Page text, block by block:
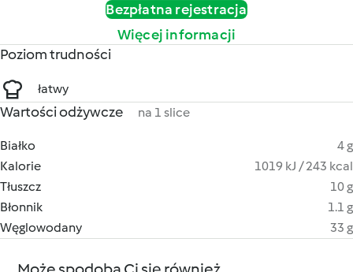
Bezpłatna rejestracja
Więcej informacji
Poziom trudności
łatwy
Wartości odżywcze na 1 slice
Białko
4 g
Kalorie
1019 kJ / 243 kcal
Tłuszcz
10 g
Błonnik
1.1 g
Węglowodany
33 g